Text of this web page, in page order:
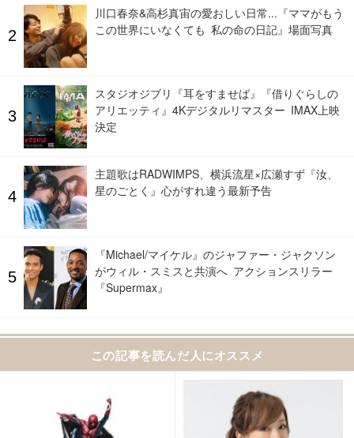
川口春奈&高杉真宙の愛おしい日常...『ママがもう
この世界にいなくても 私の命の日記』場面写真
スタジオジブリ『耳をすませば』『借りぐらしの
アリエッティ』4Kデジタルリマスター IMAX上映
決定
主題歌はRADWIMPS、横浜流星×広瀬すず『汝、
星のごとく』心がすれ違う最新予告
『Michael/マイケル』のジャファー・ジャクソン
がウィル・スミスと共演へ アクションスリラー
『Supermax』
この記事を読んだ人にオススメ